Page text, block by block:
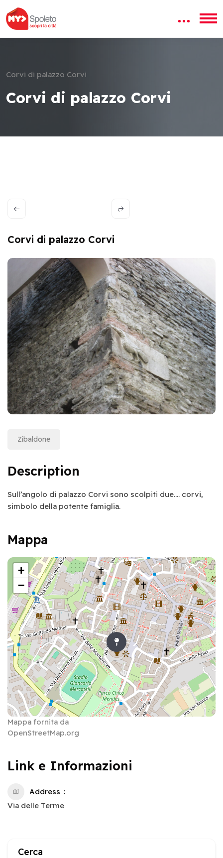
Corvi di palazzo Corvi
Corvi di palazzo Corvi
Corvi di palazzo Corvi
Zibaldone
Description
Sull’angolo di palazzo Corvi sono scolpiti due…. corvi,
simbolo della potente famiglia.
Mappa
+
−
Mappa fornita da
OpenStreetMap.org
Link e Informazioni
Address
Via delle Terme
Cerca